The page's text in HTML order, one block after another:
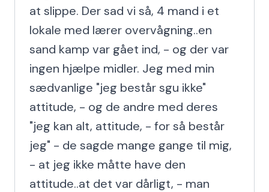
at slippe. Der sad vi så, 4 mand i et
lokale med lærer overvågning..en
sand kamp var gået ind, - og der var
ingen hjælpe midler. Jeg med min
sædvanlige "jeg består sgu ikke"
attitude, - og de andre med deres
"jeg kan alt, attitude, - for så består
jeg" - de sagde mange gange til mig,
- at jeg ikke måtte have den
attitude..at det var dårligt, - man